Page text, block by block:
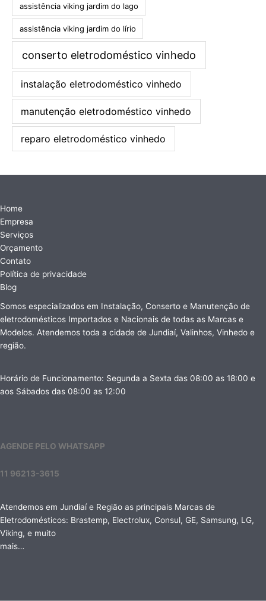
assistência viking jardim do lago
assistência viking jardim do lírio
conserto eletrodoméstico vinhedo
instalação eletrodoméstico vinhedo
manutenção eletrodoméstico vinhedo
reparo eletrodoméstico vinhedo
Home
Empresa
Serviços
Orçamento
Contato
Política de privacidade
Blog
Somos especializados em Instalação, Conserto e Manutenção de
eletrodomésticos Importados e Nacionais de todas as Marcas e
Modelos. Atendemos toda a cidade de Jundiaí, Valinhos, Vinhedo e
região.
Horário de Funcionamento: Segunda a Sexta das 08:00 as 18:00 e
aos Sábados das 08:00 as 12:00
AGENDE PELO WHATSAPP
11 96213-3615
Atendemos em Jundiaí e Região as principais Marcas de
Eletrodomésticos: Brastemp, Electrolux, Consul, GE, Samsung, LG,
Viking, e muito
mais…